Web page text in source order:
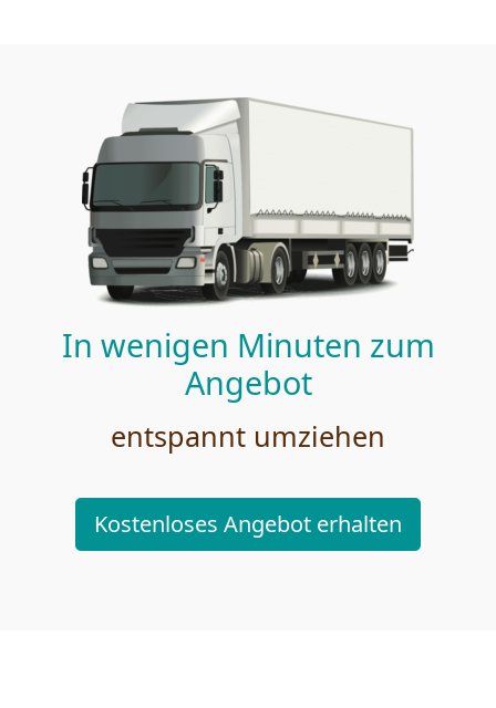
In wenigen Minuten zum
Angebot
entspannt umziehen
Kostenloses Angebot erhalten